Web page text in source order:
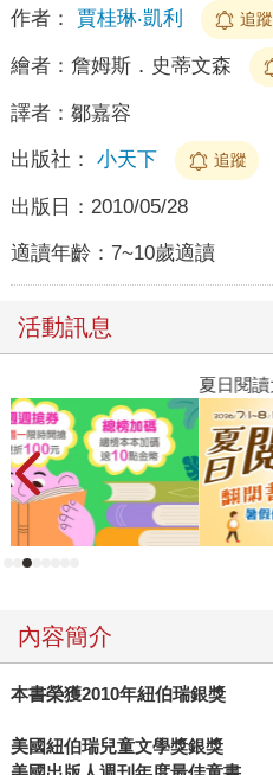
作者： 賈桂琳‧凱利 追蹤
繪者： 詹姆斯．史蒂文森
譯者： 鄒嘉容
出版社： 小天下 追蹤
出版日： 2010/05/28
適讀年齡： 7~10歲適讀
活動訊息
內容簡介
本書榮獲2010年紐伯瑞銀獎
美國紐伯瑞兒童文學獎銀獎